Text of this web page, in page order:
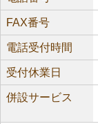
FAX番号
電話受付時間
受付休業日
併設サービス